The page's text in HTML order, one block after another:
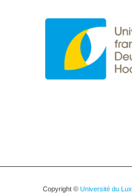
Copyright © Université du